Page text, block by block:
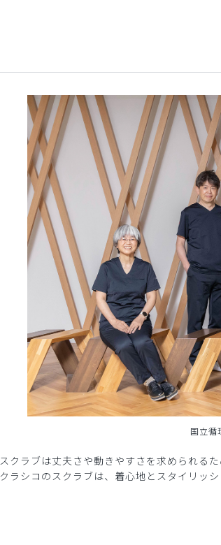
国立循
スクラブは丈夫さや動きやすさを求められる
クラシコのスクラブは、着心地とスタイリッ